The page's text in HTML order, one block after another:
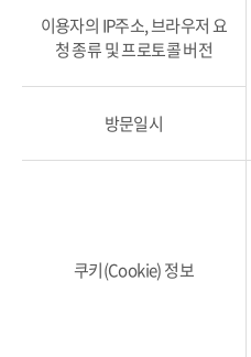
이용자의 IP주소, 브라우저 요
청 종류 및 프로토콜 버전
방문일시
쿠키(Cookie) 정보